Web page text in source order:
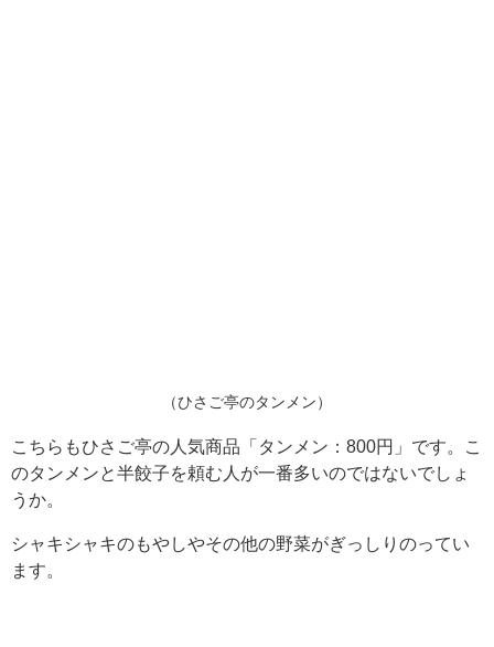
（ひさご亭のタンメン）
こちらもひさご亭の人気商品「タンメン：800円」です。こ
のタンメンと半餃子を頼む人が一番多いのではないでしょ
うか。
シャキシャキのもやしやその他の野菜がぎっしりのってい
ます。